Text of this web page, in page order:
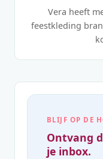
Vera heeft
feestkleding
BLIJF OP DE
Ontvang
je inbox.